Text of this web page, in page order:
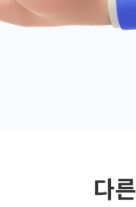
다